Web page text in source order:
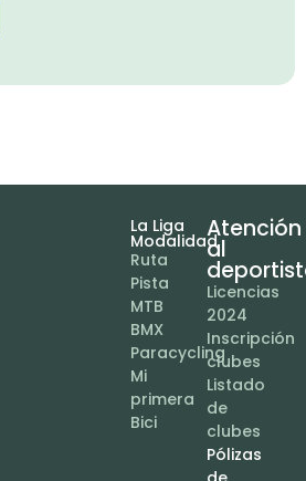
La Liga
Modalidad
Ruta
Pista
MTB
BMX
Paracycling
Mi
primera
Bici
Atención
al
Licencias
2024
Inscripción
clubes
Listado
de
clubes
Pólizas